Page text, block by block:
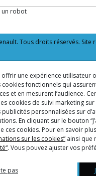
un robot
Tous droits réservés. Site
offrir une expérience utilisateur
cookies fonctionnels qui
et en mesurent l’audience.
cookies de suivi marketing
personnalisées sur
En cliquant sur le bouton
ces cookies. Pour en savoir
sur les cookies” ainsi que
. Vous pouvez ajuster vos
pas